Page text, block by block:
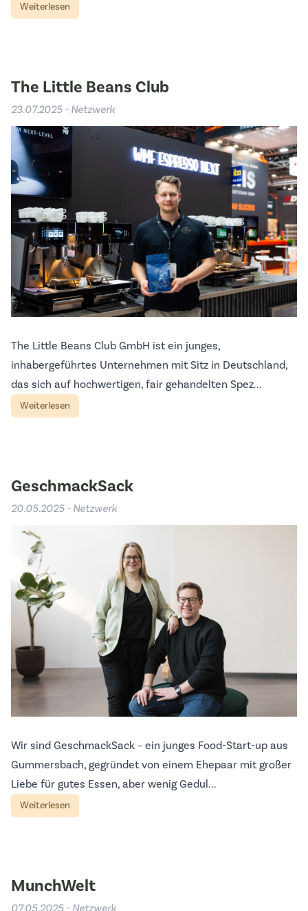
Weiterlesen
The Little Beans Club
23.07.2025 - Netzwerk
The Little Beans Club GmbH ist ein junges,
inhabergeführtes Unternehmen mit Sitz in Deutschland,
das sich auf hochwertigen, fair gehandelten Spez...
Weiterlesen
GeschmackSack
20.05.2025 - Netzwerk
Wir sind GeschmackSack – ein junges Food-Start-up aus
Gummersbach, gegründet von einem Ehepaar mit großer
Liebe für gutes Essen, aber wenig Gedul...
Weiterlesen
MunchWelt
07.05.2025 - Netzwerk